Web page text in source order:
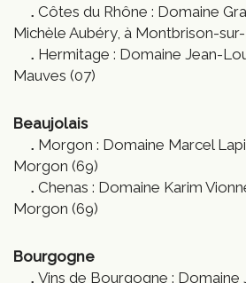
Côtes du Rhône : Domaine
Michèle Aubéry, à Montbrison-
Hermitage : Domaine Jean-
Mauves (07)
Beaujolais
Morgon : Domaine Marcel
Morgon (69)
Chenas : Domaine Karim
Morgon (69)
Bourgogne
Vins de Bourgogne : Domaine